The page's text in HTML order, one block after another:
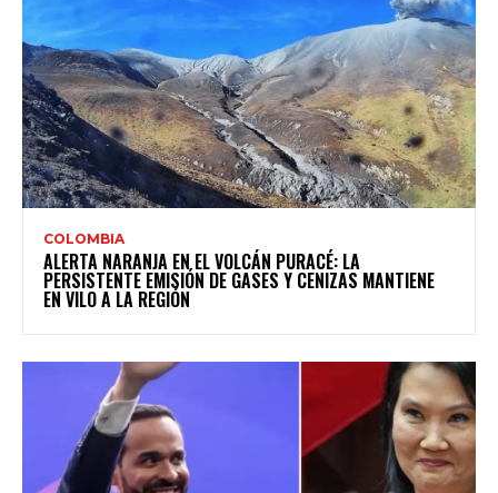
COLOMBIA
ALERTA NARANJA EN EL VOLCÁN PURACÉ: LA
PERSISTENTE EMISIÓN DE GASES Y CENIZAS MANTIENE
EN VILO A LA REGIÓN